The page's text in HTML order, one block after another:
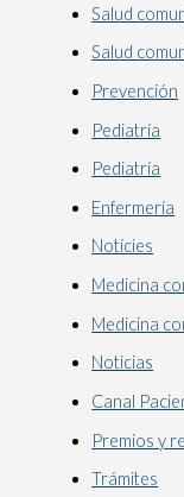
Salud
Salud
Prevención
Pediatría
Pediatría
Enfermería
Notícies
Medicina
Medicina
Noticias
Canal
Premios y
Trámites